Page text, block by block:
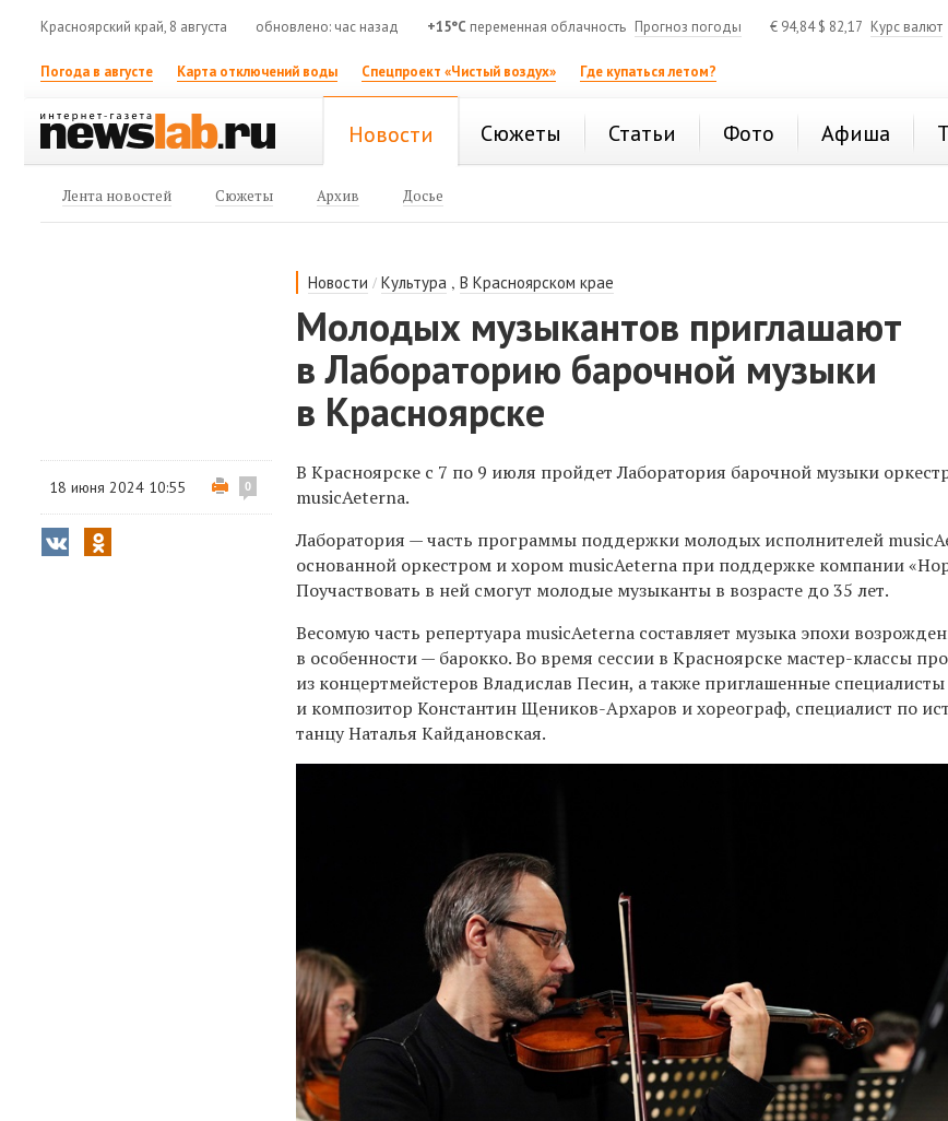
Красноярский край, 8 августа обновлено: час назад +15°C переменная облачность Прогноз погоды € 94,84$ 82,17 Курс валют
Погода в августе Карта отключений воды Спецпроект «Чистый воздух» Где купаться летом?
Новости Сюжеты Статьи Фото Афиша
Лента новостей Сюжеты Архив Досье
Новости /Культура ,В Красноярском крае
Молодых музыкантов приглашают
в Лабораторию барочной музыки
в Красноярске
18 июня 2024 10:55 0
В Красноярске с 7 по 9 июля пройдет Лаборатория барочной музыки
musicAeterna.
Лаборатория — часть программы поддержки молодых исполнителей
основанной оркестром и хором musicAeterna при поддержке компании
Поучаствовать в ней смогут молодые музыканты в возрасте до 35 лет.
Весомую часть репертуара musicAeterna составляет музыка эпохи
в особенности — барокко. Во время сессии в Красноярске мастер-классы
из концертмейстеров Владислав Песин, а также приглашенные
и композитор Константин Щеников-Архаров и хореограф, специалист по
танцу Наталья Кайдановская.